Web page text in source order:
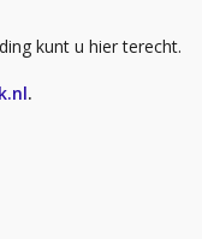
kunt u hier terecht.
.